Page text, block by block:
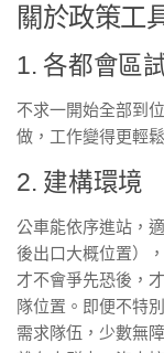
關於政策工
1. 各都會區
不求一開始全部到
做，工作變得更輕
2. 建構環境
公車能依序進站，
後出口大概位置）
才不會爭先恐後，
隊位置。即便不特
需求隊伍，少數無